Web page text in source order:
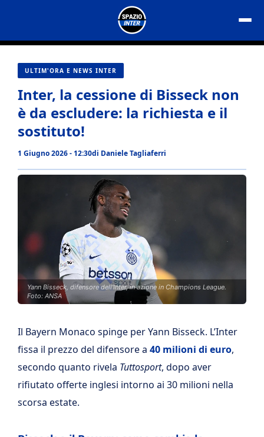
contenuto
ULTIM'ORA E NEWS INTER
Inter, la cessione di Bisseck non
è da escludere: la richiesta e il
sostituto!
1 Giugno 2026 - 12:30di Daniele Tagliaferri
Yann Bisseck, difensore dell'Inter, in azione in Champions League.
Foto: ANSA
Il Bayern Monaco spinge per Yann Bisseck. L’Inter
fissa il prezzo del difensore a 40 milioni di euro,
secondo quanto rivela Tuttosport, dopo aver
rifiutato offerte inglesi intorno ai 30 milioni nella
scorsa estate.